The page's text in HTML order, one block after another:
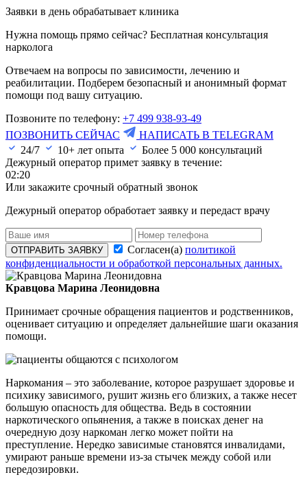
Заявки в день обрабатывает клиника
Нужна помощь прямо сейчас? Бесплатная консультация
нарколога
Отвечаем на вопросы по зависимости, лечению и
реабилитации. Подберем безопасный и анонимный формат
помощи под вашу ситуацию.
Позвоните по телефону: +7 499 938-93-49
ПОЗВОНИТЬ СЕЙЧАС
НАПИСАТЬ В TELEGRAM
24/7
10+ лет опыта Более 5 000 консультаций
Дежурный оператор примет заявку в течение:
02:20
Или закажите срочный обратный звонок
Дежурный оператор обработает заявку и передаст врачу
ОТПРАВИТЬ ЗАЯВКУ Согласен(а) политикой
конфиденциальности и обработкой персональных данных.
Кравцова Марина Леонидовна
Принимает срочные обращения пациентов и родственников,
оценивает ситуацию и определяет дальнейшие шаги оказания
помощи.
Наркомания – это заболевание, которое разрушает здоровье и
психику зависимого, рушит жизнь его близких, а также несет
большую опасность для общества. Ведь в состоянии
наркотического опьянения, а также в поисках денег на
очередную дозу наркоман легко может пойти на
преступление. Нередко зависимые становятся инвалидами,
умирают раньше времени из-за стычек между собой или
передозировки.